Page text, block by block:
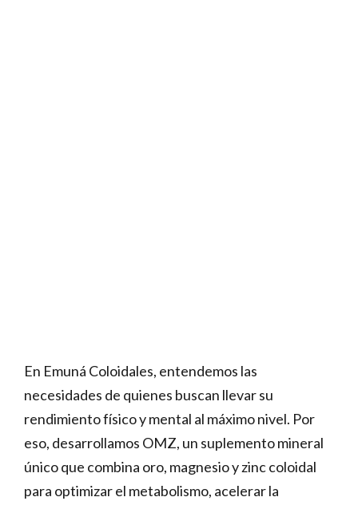
En Emuná Coloidales, entendemos las
necesidades de quienes buscan llevar su
rendimiento físico y mental al máximo nivel. Por
eso, desarrollamos OMZ, un suplemento mineral
único que combina oro, magnesio y zinc coloidal
para optimizar el metabolismo, acelerar la